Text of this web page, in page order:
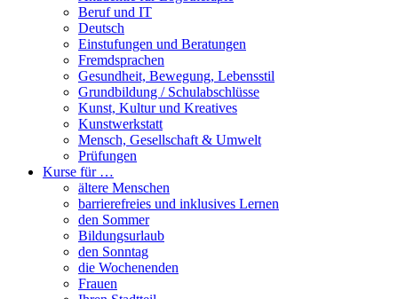
Beruf und IT
Deutsch
Einstufungen und Beratungen
Fremdsprachen
Gesundheit, Bewegung, Lebensstil
Grundbildung / Schulabschlüsse
Kunst, Kultur und Kreatives
Kunstwerkstatt
Mensch, Gesellschaft & Umwelt
Prüfungen
Kurse für …
ältere Menschen
barrierefreies und inklusives Lernen
den Sommer
Bildungsurlaub
den Sonntag
die Wochenenden
Frauen